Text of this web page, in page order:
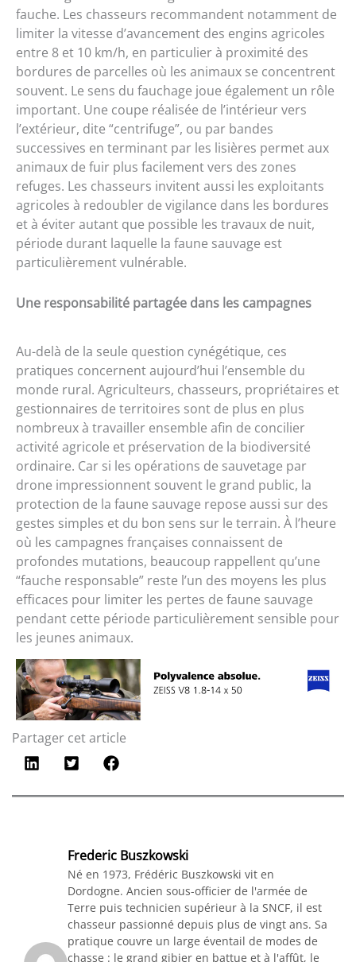
fauche. Les chasseurs recommandent notamment de
limiter la vitesse d’avancement des engins agricoles
entre 8 et 10 km/h, en particulier à proximité des
bordures de parcelles où les animaux se concentrent
souvent. Le sens du fauchage joue également un rôle
important. Une coupe réalisée de l’intérieur vers
l’extérieur, dite “centrifuge”, ou par bandes
successives en terminant par les lisières permet aux
animaux de fuir plus facilement vers des zones
refuges. Les chasseurs invitent aussi les exploitants
agricoles à redoubler de vigilance dans les bordures
et à éviter autant que possible les travaux de nuit,
période durant laquelle la faune sauvage est
particulièrement vulnérable.
Une responsabilité partagée dans les campagnes
Au-delà de la seule question cynégétique, ces
pratiques concernent aujourd’hui l’ensemble du
monde rural. Agriculteurs, chasseurs, propriétaires et
gestionnaires de territoires sont de plus en plus
nombreux à travailler ensemble afin de concilier
activité agricole et préservation de la biodiversité
ordinaire. Car si les opérations de sauvetage par
drone impressionnent souvent le grand public, la
protection de la faune sauvage repose aussi sur des
gestes simples et du bon sens sur le terrain. À l’heure
où les campagnes françaises connaissent de
profondes mutations, beaucoup rappellent qu’une
“fauche responsable” reste l’un des moyens les plus
efficaces pour limiter les pertes de faune sauvage
pendant cette période particulièrement sensible pour
les jeunes animaux.
Partager cet article
Frederic Buszkowski
Né en 1973, Frédéric Buszkowski vit en
Dordogne. Ancien sous-officier de l'armée de
Terre puis technicien supérieur à la SNCF, il est
chasseur passionné depuis plus de vingt ans. Sa
pratique couvre un large éventail de modes de
chasse : le grand gibier en battue et à l'affût, le